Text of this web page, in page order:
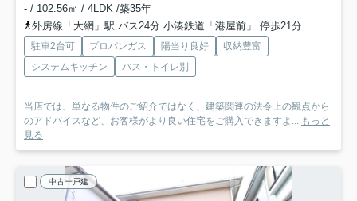
- / 102.56㎡ / 4LDK /築35年
外房線「大網」駅 バス24分 小湊鉄道「港屋前」 停歩21分
駐車2台可 プロパンガス 陽当り良好
収納豊富
システムキッチン
バス・トイレ別
当店では、単なる物件のご紹介ではなく、建築関連の法令上の観点から
のアドバイスなど、お客様がより良い住宅をご購入できますよ...
もっと
見る
中古一戸建